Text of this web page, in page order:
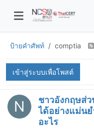
ป้ายคำศัพท์ comptia
เข้าสู่ระบบเพื่อโพสต์
N
ชาวอังกฤษส่
ได้อย่างแม่นย
อะไร